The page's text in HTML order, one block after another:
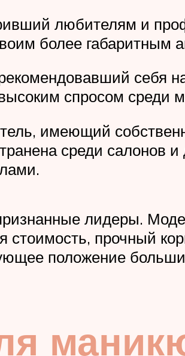
любителям и
более габаритным
себя
спросом среди
имеющий
среди
лидеры.
стоимость, прочный
положение